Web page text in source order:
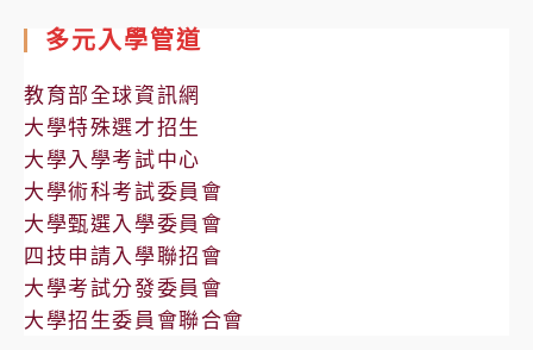
多元入學管道
教育部全球資訊網
大學特殊選才招生
大學入學考試中心
大學術科考試委員會
大學甄選入學委員會
四技申請入學聯招會
大學考試分發委員會
大學招生委員會聯合會